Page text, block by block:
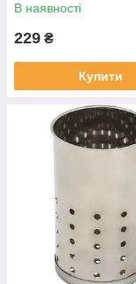
В наявності
229 ₴
Купити